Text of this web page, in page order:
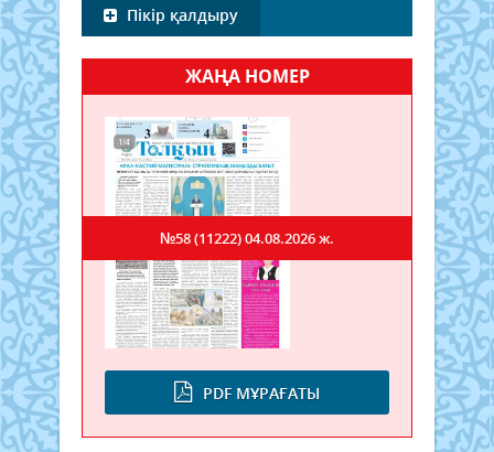
Пікір қалдыру
ЖАҢА НОМЕР
PDF МҰРАҒАТЫ
№58 (11222)04.08.2026 ж.